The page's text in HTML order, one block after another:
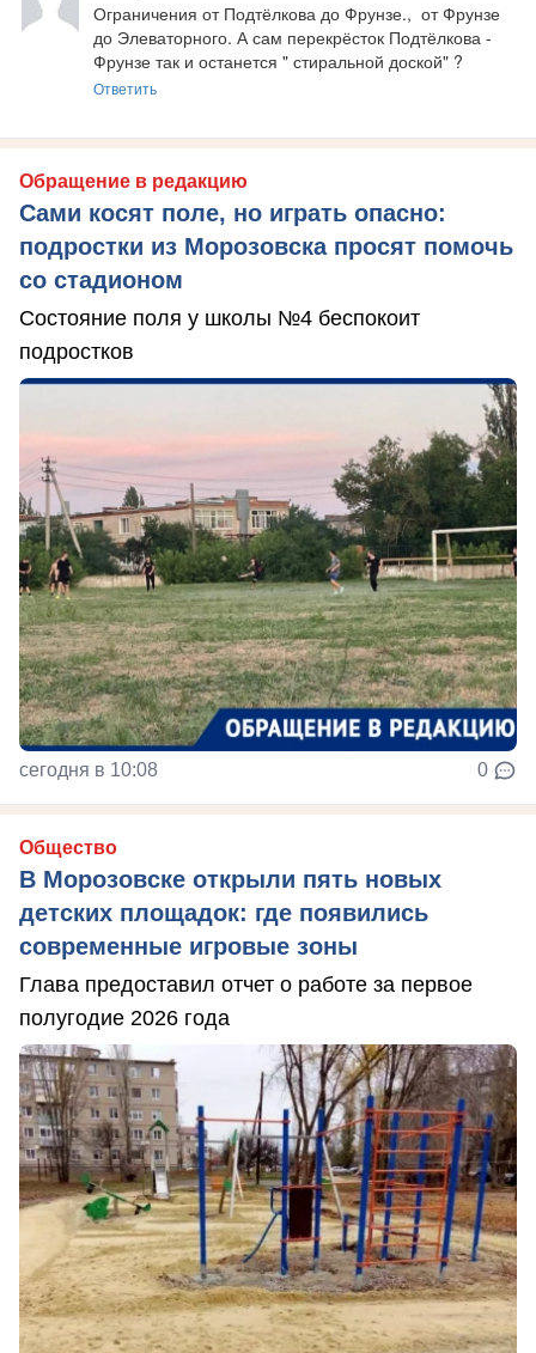
Ограничения от Подтёлкова до Фрунзе.,  от Фрунзе
до Элеваторного. А сам перекрёсток Подтёлкова -
Фрунзе так и останется " стиральной доской" ?
Ответить
Обращение в редакцию
Сами косят поле, но играть опасно:
подростки из Морозовска просят помочь
со стадионом
Состояние поля у школы №4 беспокоит
подростков
сегодня в 10:08 0
Общество
В Морозовске открыли пять новых
детских площадок: где появились
современные игровые зоны
Глава предоставил отчет о работе за первое
полугодие 2026 года